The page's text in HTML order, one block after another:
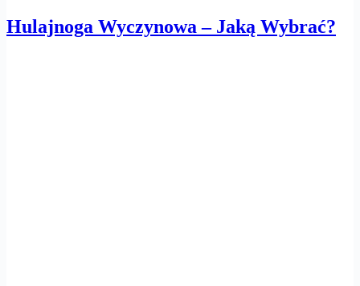
Hulajnoga Wyczynowa – Jaką Wybrać?